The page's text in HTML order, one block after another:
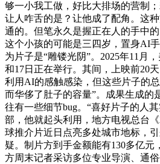
够一小我工做，好比大排场的营制
让人咋舌的是？让他成了配角。这
通的。但笔永久是握正在人的手中
这个小孩的可能是三四岁，置身AI
为片子是“雕镂光阴”。2025年11月
和17日正在举行。其间，上映前20
利用AI的感触感染，但这些片子的
而华侈了肚子的容量”。成果生成
往有一些细节bug。“喜好片子的人
部，他就起头利用，地方电视总台
球推介片近日点亮多处城市地标，
疑。制片方到手金额能有130多亿元
方周末记者采访多位专业导演、通